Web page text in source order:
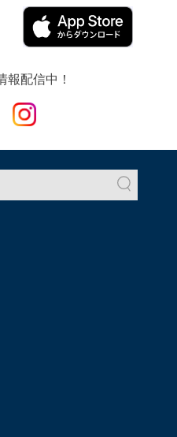
報配信中！